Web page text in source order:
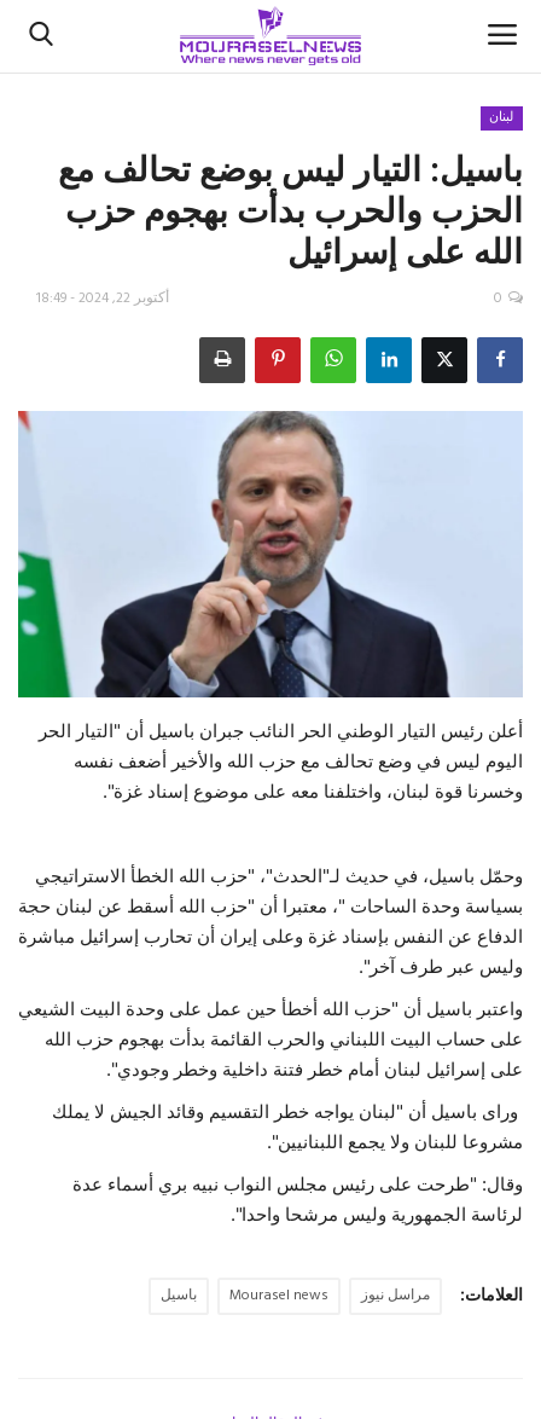
الأخبار
كتّابنا
السعودية
اقتصاد
علوم وتكنولوجيا
لبنان
باسيل: التيار ليس بوضع تحالف مع
الحزب والحرب بدأت بهجوم حزب
الله على إسرائيل
أكتوبر 22, 2024 - 18:49 0
أعلن رئيس التيار الوطني الحر النائب جبران باسيل أن "التيار الحر
اليوم ليس في وضع تحالف مع حزب الله والأخير أضعف نفسه
وخسرنا قوة لبنان، واختلفنا معه على موضوع إسناد غزة".
وحمّل باسيل، في حديث لـ"الحدث"، "حزب الله الخطأ الاستراتيجي
بسياسة وحدة الساحات "، معتبرا أن "حزب الله أسقط عن لبنان حجة
الدفاع عن النفس بإسناد غزة وعلى إيران أن تحارب إسرائيل مباشرة
وليس عبر طرف آخر".
واعتبر باسيل أن "حزب الله أخطأ حين عمل على وحدة البيت الشيعي
على حساب البيت اللبناني والحرب القائمة بدأت بهجوم حزب الله
على إسرائيل لبنان أمام خطر فتنة داخلية وخطر وجودي".
وراى باسيل أن "لبنان يواجه خطر التقسيم وقائد الجيش لا يملك
مشروعا للبنان ولا يجمع اللبنانيين".
وقال: "طرحت على رئيس مجلس النواب نبيه بري أسماء عدة
لرئاسة الجمهورية وليس مرشحا واحدا".
العلامات: مراسل نيوز Mourasel news باسيل